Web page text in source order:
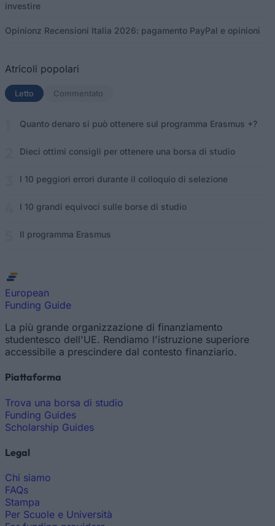
investire
Opinionz Recensioni Italia 2026: pagamento PayPal e opinioni
Atricoli popolari
Letto (scheda attiva)
Commentato
Quanto denaro si può ottenere sul programma Erasmus +?
Dieci ottimi consigli per ottenere una borsa di studio
I 10 peggiori errori durante il colloquio di selezione
I 10 grandi equivoci sulle borse di studio
Il programma Erasmus
European
Funding Guide
La più grande organizzazione di finanziamento
studentesco dell'UE. Rendiamo l'istruzione superiore
accessibile a prescindere dal contesto finanziario.
Piattaforma
Trova una borsa di studio
Funding Guides
Scholarship Guides
Legal
Chi siamo
FAQs
Stampa
Per Scuole e Università